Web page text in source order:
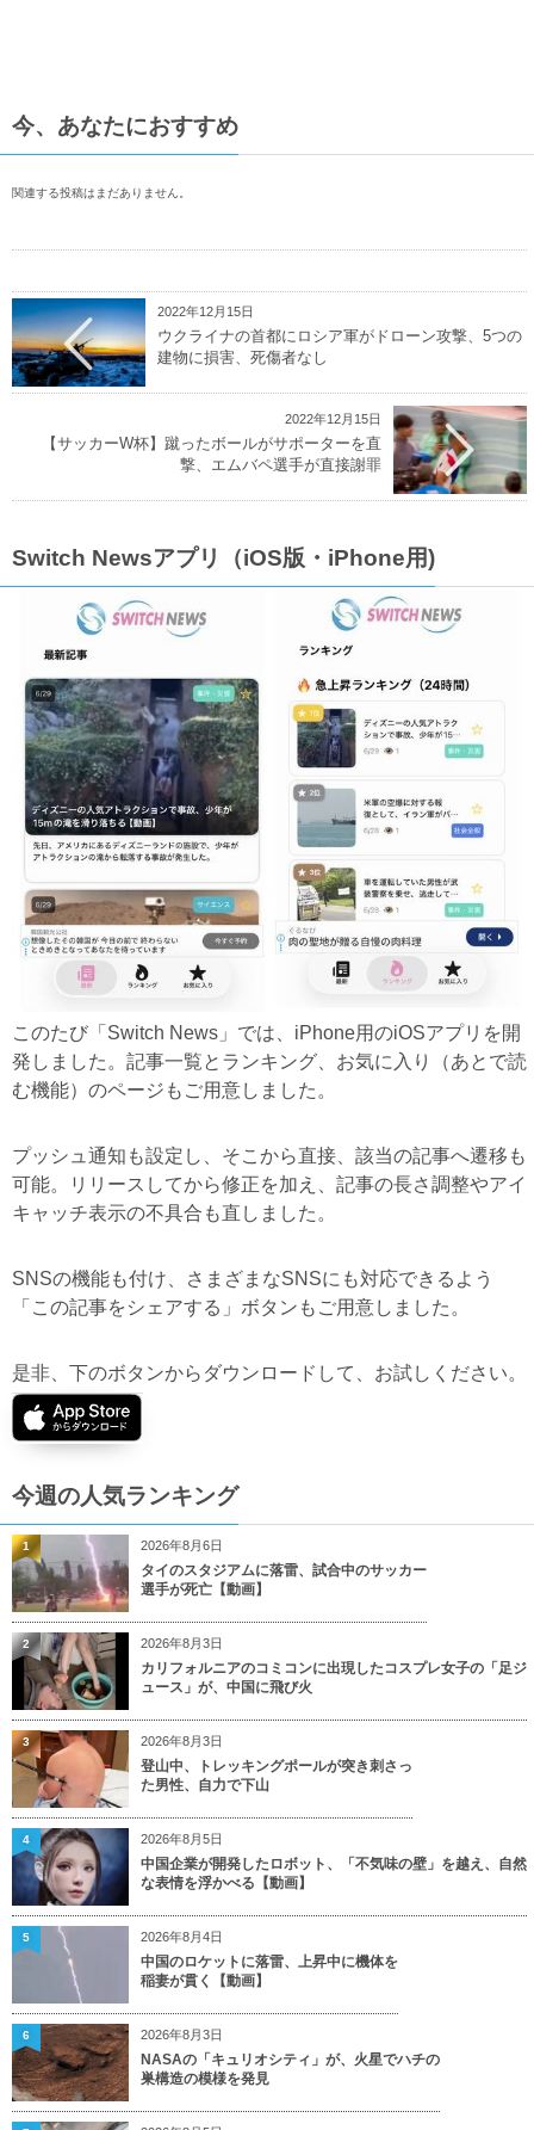
今、あなたにおすすめ
関連する投稿はまだありません。
2022年12月15日
ウクライナの首都にロシア軍がドローン攻撃、5つの
建物に損害、死傷者なし
2022年12月15日
【サッカーW杯】蹴ったボールがサポーターを直
撃、エムバペ選手が直接謝罪
Switch Newsアプリ（iOS版・iPhone用)
このたび「Switch News」では、iPhone用のiOSアプリを開
発しました。記事一覧とランキング、お気に入り（あとで読
む機能）のページもご用意しました。
プッシュ通知も設定し、そこから直接、該当の記事へ遷移も
可能。リリースしてから修正を加え、記事の長さ調整やアイ
キャッチ表示の不具合も直しました。
SNSの機能も付け、さまざまなSNSにも対応できるよう
「この記事をシェアする」ボタンもご用意しました。
是非、下のボタンからダウンロードして、お試しください。
今週の人気ランキング
2026年8月6日
タイのスタジアムに落雷、試合中のサッカー
選手が死亡【動画】
1
2026年8月3日
カリフォルニアのコミコンに出現したコスプレ女子の「足ジ
ュース」が、中国に飛び火
2
2026年8月3日
登山中、トレッキングポールが突き刺さっ
た男性、自力で下山
3
2026年8月5日
中国企業が開発したロボット、「不気味の壁」を越え、自然
な表情を浮かべる【動画】
4
2026年8月4日
中国のロケットに落雷、上昇中に機体を
稲妻が貫く【動画】
5
2026年8月3日
NASAの「キュリオシティ」が、火星でハチの
巣構造の模様を発見
6